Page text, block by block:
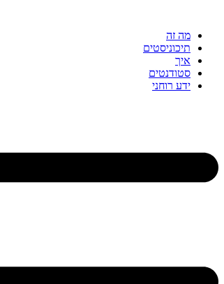
מה זה
תיכוניסטים
איך
סטודנטים
ידע רוחני